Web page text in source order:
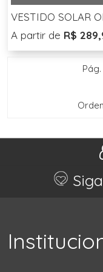
VESTIDO SOLAR
A partir de R$